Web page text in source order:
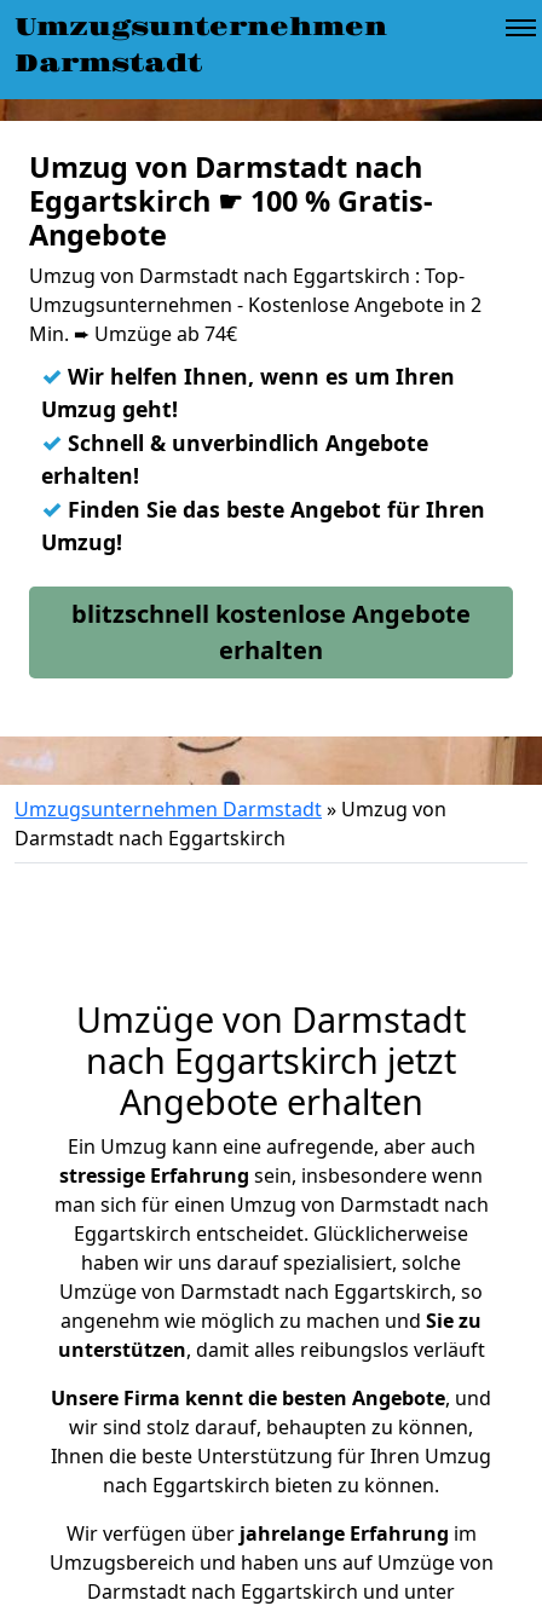
Umzugsunternehmen
Darmstadt
Umzug von Darmstadt nach
Eggartskirch ☛ 100 % Gratis-
Angebote
Umzug von Darmstadt nach Eggartskirch : Top-
Umzugsunternehmen - Kostenlose Angebote in 2
Min. ➨ Umzüge ab 74€
✓ Wir helfen Ihnen, wenn es um Ihren
Umzug geht!
✓ Schnell & unverbindlich Angebote
erhalten!
✓ Finden Sie das beste Angebot für Ihren
Umzug!
blitzschnell kostenlose Angebote
erhalten
Umzugsunternehmen Darmstadt» Umzug von
Darmstadt nach Eggartskirch
Umzüge von Darmstadt
nach Eggartskirch jetzt
Angebote erhalten
Ein Umzug kann eine aufregende, aber auch
stressige Erfahrung sein, insbesondere wenn
man sich für einen Umzug von Darmstadt nach
Eggartskirch entscheidet. Glücklicherweise
haben wir uns darauf spezialisiert, solche
Umzüge von Darmstadt nach Eggartskirch, so
angenehm wie möglich zu machen und Sie zu
unterstützen, damit alles reibungslos verläuft
Unsere Firma kennt die besten Angebote, und
wir sind stolz darauf, behaupten zu können,
Ihnen die beste Unterstützung für Ihren Umzug
nach Eggartskirch bieten zu können.
Wir verfügen überjahrelange Erfahrung im
Umzugsbereich und haben uns auf Umzüge von
Darmstadt nach Eggartskirch und unter